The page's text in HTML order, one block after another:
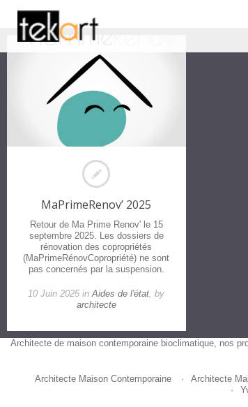
MaPrimeRenov’ 2025
Retour de Ma Prime Renov' le 15
septembre 2025. Les dossiers de
rénovation des copropriétés
(MaPrimeRénovCopropriété) ne sont
pas concernés par la suspension.
10 Juin 2025 inAides de l'état, by
architecte
Architecte de maison contemporaine bioclimatique, nos
Architecte Maison Contemporaine Architecte